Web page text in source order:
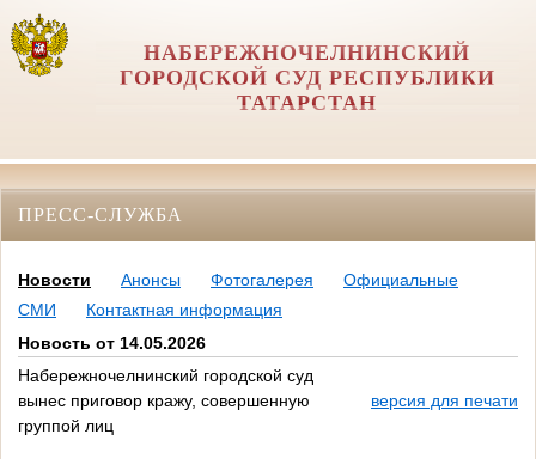
НАБЕРЕЖНОЧЕЛНИНСКИЙ
ГОРОДСКОЙ СУД РЕСПУБЛИКИ
ТАТАРСТАН
ПРЕСС-СЛУЖБА
Новости Анонсы Фотогалерея
Официальные
СМИ
Контактная информация
Новость от 14.05.2026
Набережночелнинский городской суд
вынес приговор кражу, совершенную
группой лиц
версия для печати